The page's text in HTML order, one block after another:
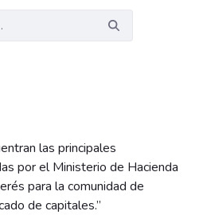
las principales
por el Ministerio de Hacienda
para la comunidad de
de capitales.”